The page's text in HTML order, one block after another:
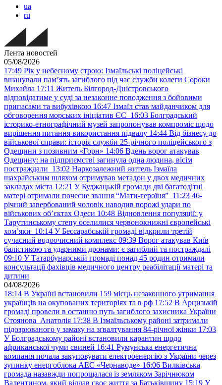
ua
ru
Лента новостей
05/08/2026
17:49 Рік у небесному строю: Ізмаїльські поліцейські
вшанували пам’ять загиблого під час служби колеги Сороки
Михайла 17:11 Житель Білгород-Дністровського
відповідатиме у суді за незаконне поводження з бойовими
припасами та вибухівкою 16:47 Ізмаїл став майданчиком для
обговорення морських ініціатив ЄС 16:03 Болградський
історико-етнографічний музей запропонував компроміс щодо
вирішення питання використання підвалу 14:44 Від бізнесу до
військової справи: історія служби 25-річного поліцейського з
Одещини з позивним «Горн» 14:06 Вдень ворог атакував
Одещину: на підприємстві загинула одна людина, вісім
постраждали 13:02 Наркозалежний житель Ізмаїла
шахрайським шляхом отримував метадон у двох медичних
закладах міста 12:21 У Буджацькій громади дві багатодітні
матері отримали почесне звання “Мати-героїня” 11:23 46-
річний завербований чоловік наводив ворожі удари по
військових обʼєктах Одеси 10:48 Відновлення популяції: у
Тарутинському степу оселилися червонокнижні європейські
хом’яки 10:14 У Бессарабській громаді відкрили третій
сучасний водоочисний комплекс 09:39 Ворог атакував Київ
балістикою та ударними дронами: є загиблий та постраждалі
09:10 У Татарбунарській громаді понад 45 родин отримали
консультації фахівців медичного центру реабілітації матері та
дитини
04/08/2026
18:14 В Україні встановили 159 місць незаконного утримання
українців на окупованих територіях та в рф 17:52 В Арцизькій
громаді провели в останню путь загиблого захисника України
Стоянова Анатолія 17:38 В Ізмаїльському районі затримали
підозрюваного у замаху на зґвалтування 84-річної жінки 17:03
У Болградському районі встановили карантин щодо
африканської чуми свиней 16:41 Румунська енергетична
компанія почала закуповувати електроенергію з України через
зупинку енергоблока АЕС «Чернаводе» 16:06 Вилківська
громада назавжди попрощалася із земляком Зарічнюком
Валентином, який віддав своє життя за Батьківщину 15:19 У